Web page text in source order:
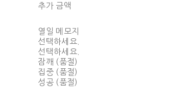
추가 금액
열일 메모지
선택하세요.
선택하세요.
잠깨 (품절)
집중 (품절)
성공 (품절)